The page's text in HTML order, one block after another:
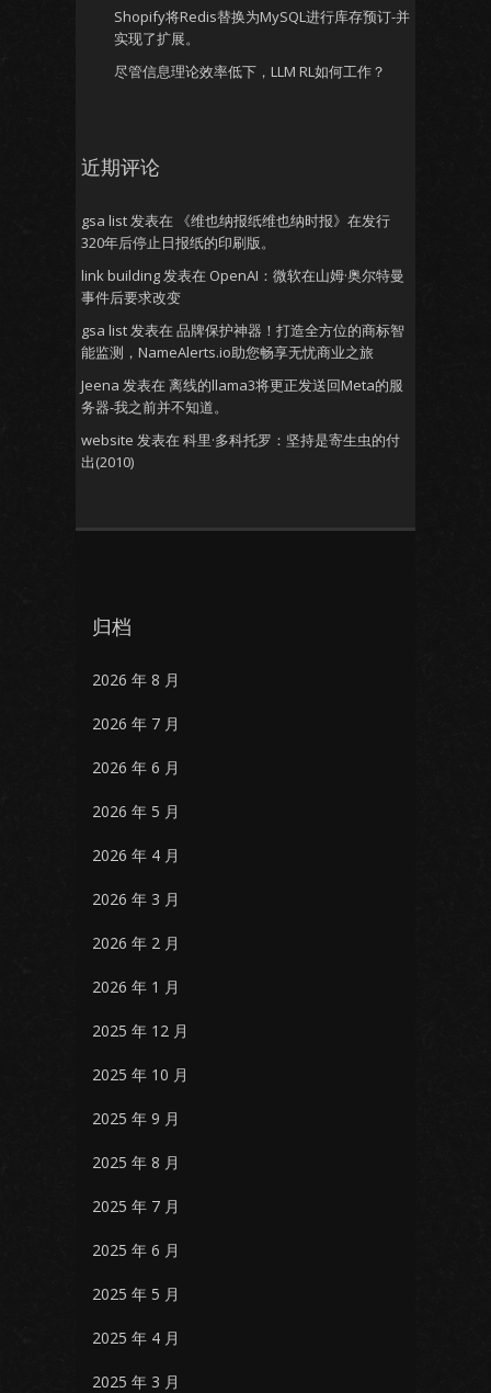
Shopify将Redis替换为MySQL进行库存预订-并
实现了扩展。
尽管信息理论效率低下，LLM RL如何工作？
近期评论
gsa list发表在
《维也纳报纸维也纳时报》在发行
320年后停止日报纸的印刷版。
link building发表在 OpenAI：微软在山姆·奥尔特曼
事件后要求改变
gsa list发表在 品牌保护神器！打造全方位的商标智
能监测，NameAlerts.io助您畅享无忧商业之旅
Jeena 发表在 离线的llama3将更正发送回Meta的服
务器-我之前并不知道。
website 发表在 科里·多科托罗：坚持是寄生虫的付
出(2010)
归档
2026 年 8 月
2026 年 7 月
2026 年 6 月
2026 年 5 月
2026 年 4 月
2026 年 3 月
2026 年 2 月
2026 年 1 月
2025 年 12 月
2025 年 10 月
2025 年 9 月
2025 年 8 月
2025 年 7 月
2025 年 6 月
2025 年 5 月
2025 年 4 月
2025 年 3 月